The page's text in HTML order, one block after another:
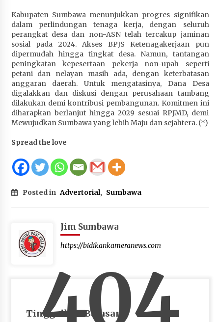
‎Kabupaten Sumbawa menunjukkan progres signifikan
dalam perlindungan tenaga kerja, dengan seluruh
perangkat desa dan non-ASN telah tercakup jaminan
sosial pada 2024. Akses BPJS Ketenagakerjaan pun
dipermudah hingga tingkat desa. Namun, tantangan
peningkatan kepesertaan pekerja non-upah seperti
petani dan nelayan masih ada, dengan keterbatasan
anggaran daerah. Untuk mengatasinya, Dana Desa
digalakkan dan diskusi dengan perusahaan tambang
dilakukan demi kontribusi pembangunan. Komitmen ini
diharapkan berlanjut hingga 2029 sesuai RPJMD, demi
Mewujudkan Sumbawa yang lebih Maju dan sejahtera. (*)
Spread the love
Posted in Advertorial, Sumbawa
Jim Sumbawa
https://bidikankameranews.com
Tinggalkan Balasan
404